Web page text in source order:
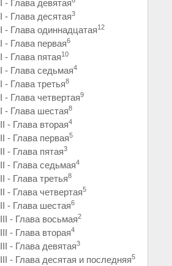
I - Глава девятая
I - Глава десятая3
I - Глава одиннадцатая12
I - Глава первая6
I - Глава пятая10
I - Глава седьмая4
I - Глава третья8
I - Глава четвертая9
I - Глава шестая8
II - Глава вторая4
II - Глава первая5
II - Глава пятая3
II - Глава седьмая4
II - Глава третья8
II - Глава четвертая5
II - Глава шестая6
III - Глава восьмая2
III - Глава вторая4
III - Глава девятая3
III - Глава десятая и последняя5